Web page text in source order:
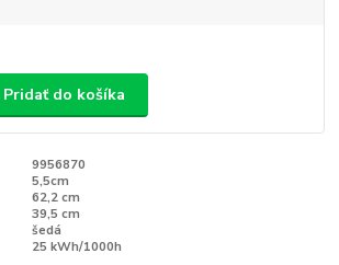
Pridať do košíka
9956870
5,5cm
62,2 cm
39,5 cm
šedá
25 kWh/1000h